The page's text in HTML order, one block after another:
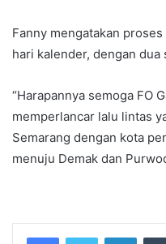
Fanny mengatakan
hari kalender, dengan dua
“Harapannya semoga FO
memperlancar lalu lintas
Semarang dengan kota
menuju Demak dan